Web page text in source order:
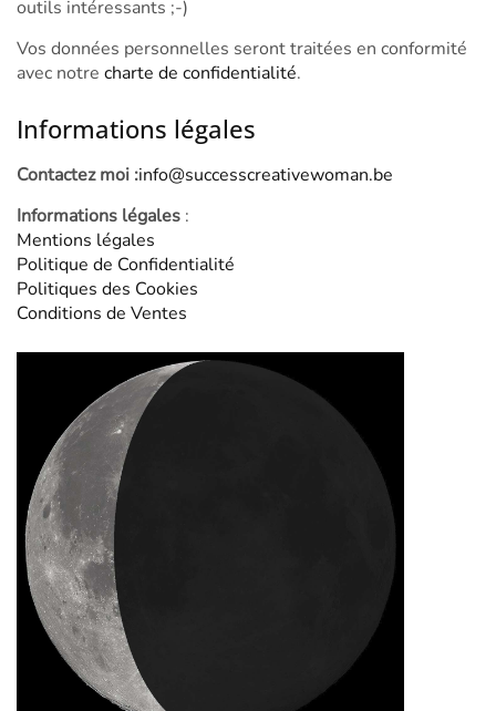
outils intéressants ;-)
Vos données personnelles seront traitées en conformité
avec notre charte de confidentialité.
Informations légales
Contactez moi :info@successcreativewoman.be
Informations légales :
Mentions légales
Politique de Confidentialité
Politiques des Cookies
Conditions de Ventes